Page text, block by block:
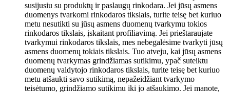
susijusiu su produktų ir paslaugų rinkodara. Jei jūsų asmens
duomenys tvarkomi rinkodaros tikslais, turite teisę bet kuriuo
metu nesutikti su jūsų asmens duomenų tvarkymu tokios
rinkodaros tikslais, įskaitant profiliavimą. Jei prieštaraujate
tvarkymui rinkodaros tikslais, mes nebegalėsime tvarkyti jūsų
asmens duomenų tokiais tikslais. Tuo atveju, kai jūsų asmens
duomenų tvarkymas grindžiamas sutikimu, ypač suteiktu
duomenų valdytojo rinkodaros tikslais, turite teisę bet kuriuo
metu atšaukti savo sutikimą, nepažeidžiant tvarkymo
teisėtumo, grindžiamo sutikimu iki jo atšaukimo. Jei manote,